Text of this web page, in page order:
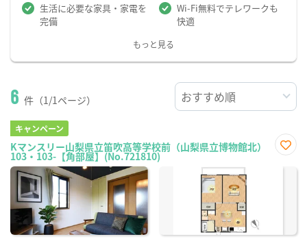
生活に必要な家具・家電を
完備
Wi-Fi無料でテレワークも
快適
もっと見る
6 件（1/1ページ）
キャンペーン
Kマンスリー山梨県立笛吹高等学校前（山梨県立博物館北）
103・103-【角部屋】(No.721810)
に入